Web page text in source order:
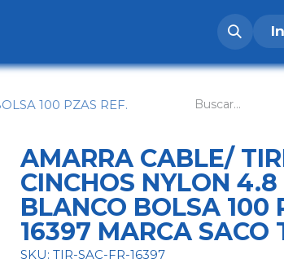
100 PZAS REF.
AMARRA CABLE/
CINCHOS NYLON
BLANCO BOLSA 100
16397 MARCA SACO
SKU: TIR-SAC-FR-16397